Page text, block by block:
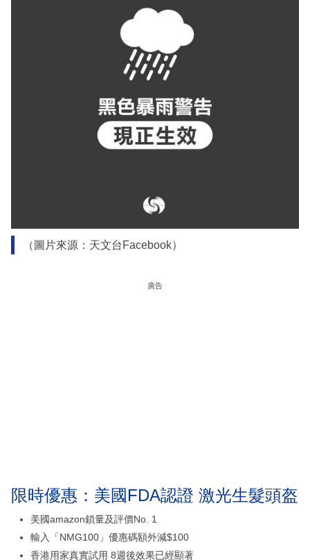
（圖片來源：天文台Facebook）
廣告
限時優惠：美國FDA認證 激光生髮頭盔
美國amazon鎖量及評價No. 1
輸入「NMG100」優惠碼額外減$100
香港用家真實試用 8週後效果已經顯著